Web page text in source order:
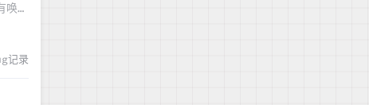
醒
记录